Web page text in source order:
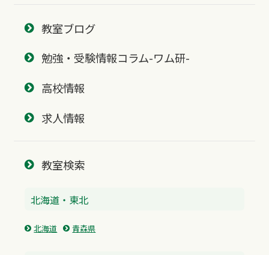
教室ブログ
勉強・受験情報コラム-ワム研-
高校情報
求人情報
教室検索
北海道・東北
北海道 青森県